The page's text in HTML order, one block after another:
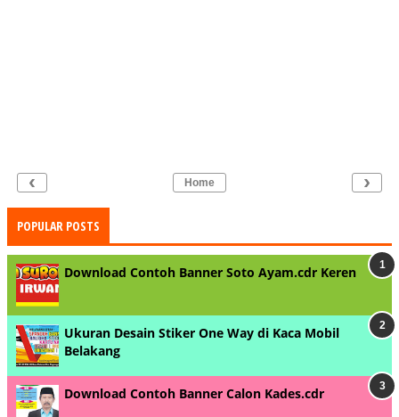
‹ ›
Home
POPULAR POSTS
Download Contoh Banner Soto Ayam.cdr Keren
Ukuran Desain Stiker One Way di Kaca Mobil
Belakang
Download Contoh Banner Calon Kades.cdr